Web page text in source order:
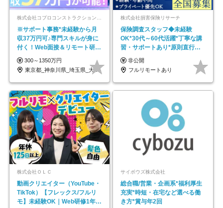
※サポート事務*未経験から月
収37万円可♪専門スキルが身に
付く！Web面接＆リモート研修
も充実♪/a
300～1350万円
東京都_神奈川県_埼玉県_大阪府_愛知県…
株式会社損害保険リサーチ
保険調査スタッフ◆未経験
OK*30代～60代活躍*丁寧な講
習・サポートあり*原則直行直
帰／全国募集・業務委託
非公開
フルリモートあり
株式会社ＯＬＣ
動画クリエイター（YouTube・
TikTok）【フレックス/フルリ
モ】未経験OK｜Web研修1年間
サイボウズ株式会社
総合職/営業・企画系*福利厚生
充実*時短・在宅など選べる働
き方*賞与年2回